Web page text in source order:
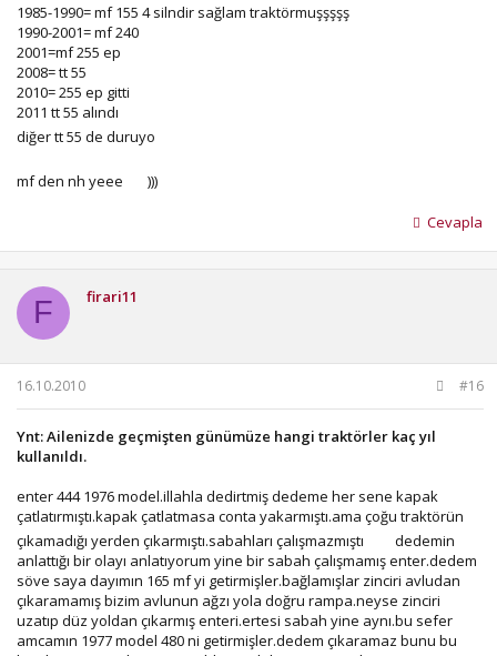
1985-1990= mf 155 4 silndir sağlam traktörmuşşşşş
1990-2001= mf 240
2001=mf 255 ep
2008= tt 55
2010= 255 ep gitti
2011 tt 55 alındı
diğer tt 55 de duruyo
mf den nh yeee )))
Cevapla
F firari11
16.10.2010 #16
Ynt: Ailenizde geçmişten günümüze hangi traktörler kaç yıl
kullanıldı.
enter 444 1976 model.illahla dedirtmiş dedeme her sene kapak
çatlatırmıştı.kapak çatlatmasa conta yakarmıştı.ama çoğu traktörün
çıkamadığı yerden çıkarmıştı.sabahları çalışmazmıştı
dedemin
anlattığı bir olayı anlatıyorum yine bir sabah çalışmamış enter.dedem
söve saya dayımın 165 mf yi getirmişler.bağlamışlar zinciri avludan
çıkaramamış bizim avlunun ağzı yola doğru rampa.neyse zinciri
uzatıp düz yoldan çıkarmış enteri.ertesi sabah yine aynı.bu sefer
amcamın 1977 model 480 ni getirmişler.dedem çıkaramaz bunu bu